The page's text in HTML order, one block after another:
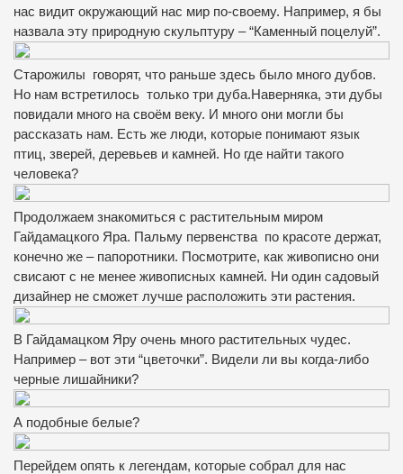
нас видит окружающий нас мир по-своему. Например, я бы
назвала эту природную скульптуру – “Каменный поцелуй”.
Старожилы говорят, что раньше здесь было много дубов.
Но нам встретилось только три дуба.Наверняка, эти дубы
повидали много на своём веку. И много они могли бы
рассказать нам. Есть же люди, которые понимают язык
птиц, зверей, деревьев и камней. Но где найти такого
человека?
Продолжаем знакомиться с растительным миром
Гайдамацкого Яра. Пальму первенства по красоте держат,
конечно же – папоротники. Посмотрите, как живописно они
свисают с не менее живописных камней. Ни один садовый
дизайнер не сможет лучше расположить эти растения.
В Гайдамацком Яру очень много растительных чудес.
Например – вот эти “цветочки”. Видели ли вы когда-либо
черные лишайники?
А подобные белые?
Перейдем опять к легендам, которые собрал для нас